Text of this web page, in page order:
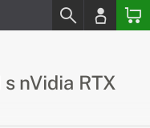
nVidia RTX